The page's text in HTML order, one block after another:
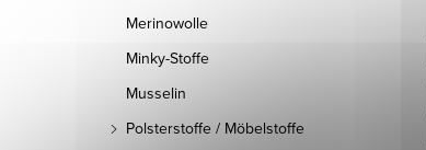
Merinowolle
Minky-Stoffe
Musselin
Polsterstoffe / Möbelstoffe